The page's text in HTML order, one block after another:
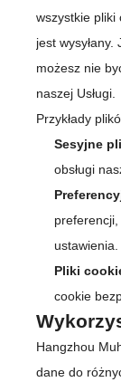
wszystkie pliki
jest
możesz nie
naszej Usługi.
Przykłady
Sesyjne
obsługi
ustawienia.
Pliki
cookie
Hangzhou
dane do